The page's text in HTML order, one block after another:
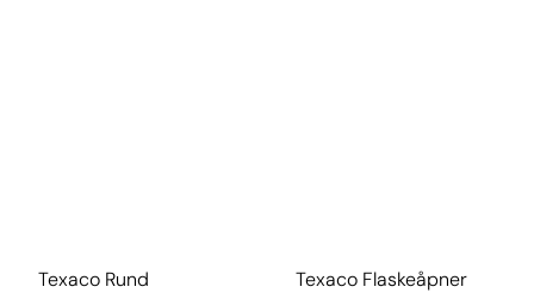
Texaco Rund
Texaco Flaskeåpner